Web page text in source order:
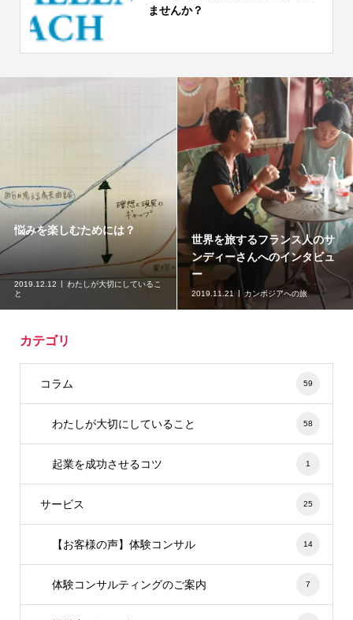
ませんか？
悩みを楽しむためには？
2019.12.12
わたしが大切にしているこ
と
世界を旅するフランス人のサ
ンディーさんへのインタビュ
ー
2019.11.21 カンボジアへの旅
カテゴリ
コラム 59
わたしが大切にしていること 58
起業を成功させるコツ 1
サービス 25
【お客様の声】体験コンサル 14
体験コンサルティングのご案内 7